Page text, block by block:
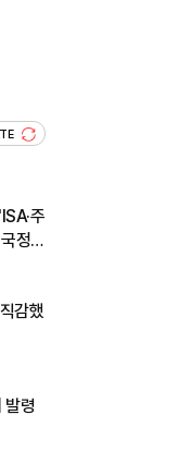
주
정"
감했
발령